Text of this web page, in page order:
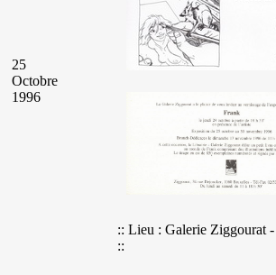
25
Octobre
1996
:: Lieu : Galerie Ziggourat
::